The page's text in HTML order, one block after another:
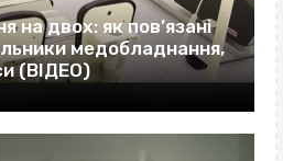
на двох: як пов’язані
медобладнання,
(ВІДЕО)